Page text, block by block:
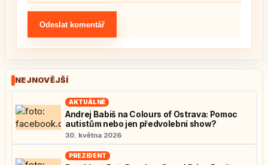
Odeslat komentář
NEJNOVĚJŠÍ
AKTUÁLNĚ
Andrej Babiš na Colours of Ostrava: Pomoc
autistům nebo jen předvolební show?
30. května 2026
PREZIDENT